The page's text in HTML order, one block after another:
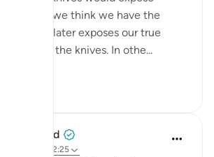
what we think we have the
on in life later exposes our true
it was the knives. In othe...
Prostrated
ayat 7:99, 12:25